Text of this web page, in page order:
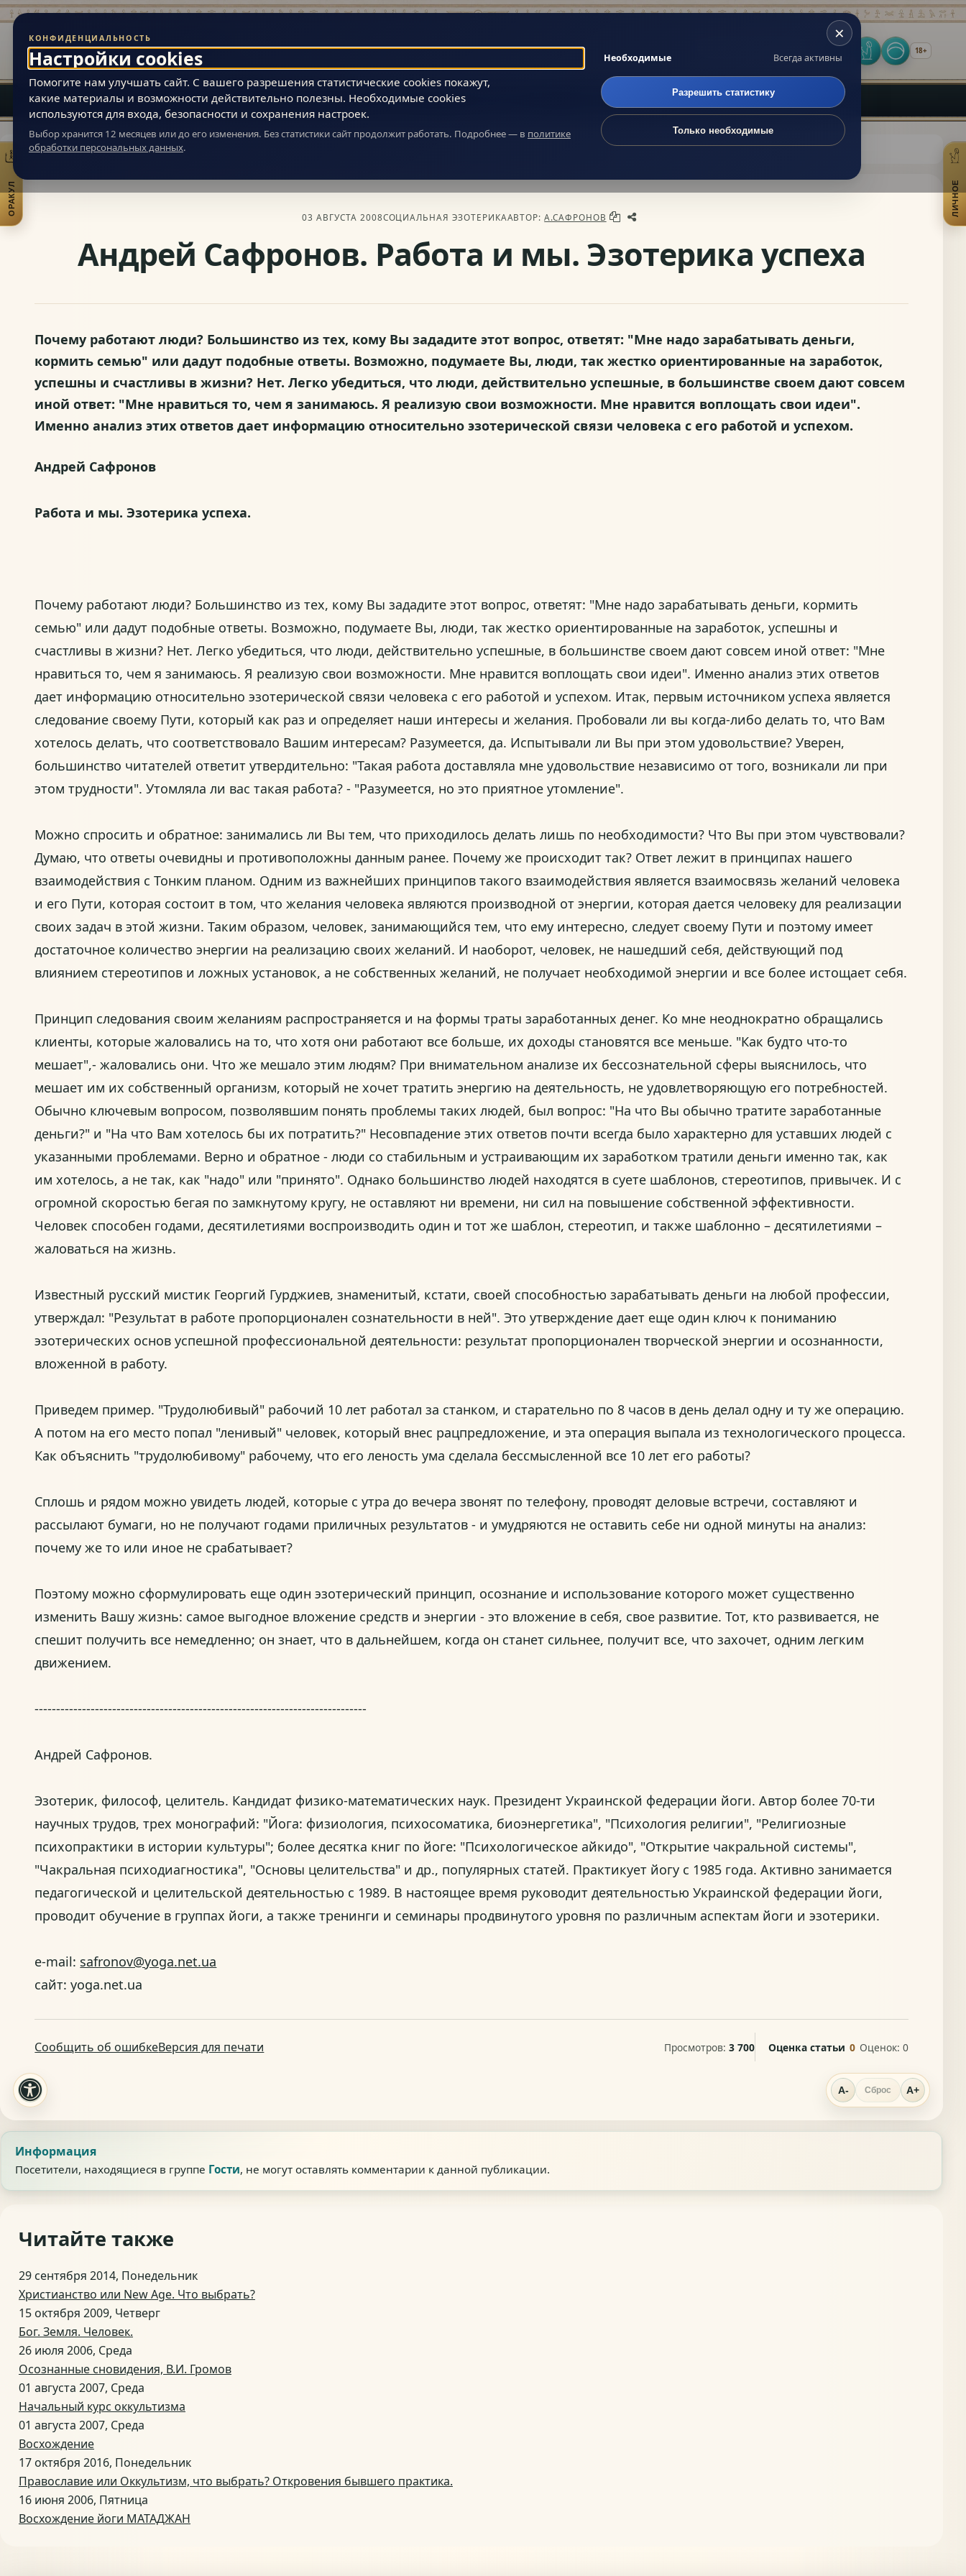
Живая Эзотерика
МАГИЯ ВНУТРЕННЕЙ ВСЕЛЕННОЙ ЧЕЛОВЕКА ОракулЛичноеВключить
18+
Главное Сообщество О нас
ЛИЧНОЕ
ОРАКУЛОткрыть практики
Живая Эзотерика»Статьи»Эзотерика и самопознание
03 АВГУСТА 2008СОЦИАЛЬНАЯ ЭЗОТЕРИКААВТОР:А.САФРОНОВ
Андрей Сафронов. Работа и мы. Эзотерика успеха
A- Сброс A+
Почему работают люди? Большинство из тех, кому Вы зададите этот вопрос, ответят: "Мне надо зарабатывать деньги,
кормить семью" или дадут подобные ответы. Возможно, подумаете Вы, люди, так жестко ориентированные на заработок,
успешны и счастливы в жизни? Нет. Легко убедиться, что люди, действительно успешные, в большинстве своем дают совсем
иной ответ: "Мне нравиться то, чем я занимаюсь. Я реализую свои возможности. Мне нравится воплощать свои идеи".
Именно анализ этих ответов дает информацию относительно эзотерической связи человека с его работой и успехом.
Андрей Сафронов
Работа и мы. Эзотерика успеха.
Почему работают люди? Большинство из тех, кому Вы зададите этот вопрос, ответят: "Мне надо зарабатывать деньги, кормить
семью" или дадут подобные ответы. Возможно, подумаете Вы, люди, так жестко ориентированные на заработок, успешны и
счастливы в жизни? Нет. Легко убедиться, что люди, действительно успешные, в большинстве своем дают совсем иной ответ: "Мне
нравиться то, чем я занимаюсь. Я реализую свои возможности. Мне нравится воплощать свои идеи". Именно анализ этих ответов
дает информацию относительно эзотерической связи человека с его работой и успехом. Итак, первым источником успеха является
следование своему Пути, который как раз и определяет наши интересы и желания. Пробовали ли вы когда-либо делать то, что Вам
хотелось делать, что соответствовало Вашим интересам? Разумеется, да. Испытывали ли Вы при этом удовольствие? Уверен,
большинство читателей ответит утвердительно: "Такая работа доставляла мне удовольствие независимо от того, возникали ли при
этом трудности". Утомляла ли вас такая работа? - "Разумеется, но это приятное утомление".
Можно спросить и обратное: занимались ли Вы тем, что приходилось делать лишь по необходимости? Что Вы при этом чувствовали?
Думаю, что ответы очевидны и противоположны данным ранее. Почему же происходит так? Ответ лежит в принципах нашего
взаимодействия с Тонким планом. Одним из важнейших принципов такого взаимодействия является взаимосвязь желаний человека
и его Пути, которая состоит в том, что желания человека являются производной от энергии, которая дается человеку для реализации
своих задач в этой жизни. Таким образом, человек, занимающийся тем, что ему интересно, следует своему Пути и поэтому имеет
достаточное количество энергии на реализацию своих желаний. И наоборот, человек, не нашедший себя, действующий под
влиянием стереотипов и ложных установок, а не собственных желаний, не получает необходимой энергии и все более истощает себя.
Принцип следования своим желаниям распространяется и на формы траты заработанных денег. Ко мне неоднократно обращались
клиенты, которые жаловались на то, что хотя они работают все больше, их доходы становятся все меньше. "Как будто что-то
мешает",- жаловались они. Что же мешало этим людям? При внимательном анализе их бессознательной сферы выяснилось, что
мешает им их собственный организм, который не хочет тратить энергию на деятельность, не удовлетворяющую его потребностей.
Обычно ключевым вопросом, позволявшим понять проблемы таких людей, был вопрос: "На что Вы обычно тратите заработанные
деньги?" и "На что Вам хотелось бы их потратить?" Несовпадение этих ответов почти всегда было характерно для уставших людей с
указанными проблемами. Верно и обратное - люди со стабильным и устраивающим их заработком тратили деньги именно так, как
им хотелось, а не так, как "надо" или "принято". Однако большинство людей находятся в суете шаблонов, стереотипов, привычек. И с
огромной скоростью бегая по замкнутому кругу, не оставляют ни времени, ни сил на повышение собственной эффективности.
Человек способен годами, десятилетиями воспроизводить один и тот же шаблон, стереотип, и также шаблонно – десятилетиями –
жаловаться на жизнь.
Известный русский мистик Георгий Гурджиев, знаменитый, кстати, своей способностью зарабатывать деньги на любой профессии,
утверждал: "Результат в работе пропорционален сознательности в ней". Это утверждение дает еще один ключ к пониманию
эзотерических основ успешной профессиональной деятельности: результат пропорционален творческой энергии и осознанности,
вложенной в работу.
Приведем пример. "Трудолюбивый" рабочий 10 лет работал за станком, и старательно по 8 часов в день делал одну и ту же операцию.
А потом на его место попал "ленивый" человек, который внес рацпредложение, и эта операция выпала из технологического процесса.
Как объяснить "трудолюбивому" рабочему, что его леность ума сделала бессмысленной все 10 лет его работы?
Сплошь и рядом можно увидеть людей, которые с утра до вечера звонят по телефону, проводят деловые встречи, составляют и
рассылают бумаги, но не получают годами приличных результатов - и умудряются не оставить себе ни одной минуты на анализ:
почему же то или иное не срабатывает?
Поэтому можно сформулировать еще один эзотерический принцип, осознание и использование которого может существенно
изменить Вашу жизнь: самое выгодное вложение средств и энергии - это вложение в себя, свое развитие. Тот, кто развивается, не
спешит получить все немедленно; он знает, что в дальнейшем, когда он станет сильнее, получит все, что захочет, одним легким
движением.
-----------------------------------------------------------------------------
Андрей Сафронов.
Эзотерик, философ, целитель. Кандидат физико-математических наук. Президент Украинской федерации йоги. Автор более 70-ти
научных трудов, трех монографий: "Йога: физиология, психосоматика, биоэнергетика", "Психология религии", "Религиозные
психопрактики в истории культуры"; более десятка книг по йоге: "Психологическое айкидо", "Открытие чакральной системы",
"Чакральная психодиагностика", "Основы целительства" и др., популярных статей. Практикует йогу с 1985 года. Активно занимается
педагогической и целительской деятельностью с 1989. В настоящее время руководит деятельностью Украинской федерации йоги,
проводит обучение в группах йоги, а также тренинги и семинары продвинутого уровня по различным аспектам йоги и эзотерики.
e-mail: safronov@yoga.net.ua
сайт: yoga.net.ua
Сообщить об ошибкеВерсия для печати Просмотров:3 700 Оценка статьи 0 Оценок: 0
Информация
Посетители, находящиеся в группе Гости, не могут оставлять комментарии к данной публикации.
Читайте также
29 сентября 2014, Понедельник
Христианство или New Age. Что выбрать?
15 октября 2009, Четверг
Бог. Земля. Человек.
26 июля 2006, Среда
Осознанные сновидения, В.И. Громов
01 августа 2007, Среда
Начальный курс оккультизма
01 августа 2007, Среда
Восхождение
17 октября 2016, Понедельник
Православие или Оккультизм, что выбрать? Откровения бывшего практика.
16 июня 2006, Пятница
Восхождение йоги МАТАДЖАН
×
КОНФИДЕНЦИАЛЬНОСТЬ
Настройки cookies
Помогите нам улучшать сайт. С вашего разрешения статистические cookies покажут,
какие материалы и возможности действительно полезны. Необходимые cookies
используются для входа, безопасности и сохранения настроек.
Выбор хранится 12 месяцев или до его изменения. Без статистики сайт продолжит работать. Подробнее — в политике
обработки персональных данных.
Необходимые Всегда активны
Разрешить статистику
Только необходимые